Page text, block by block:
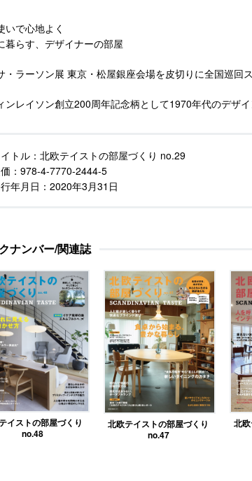
いで心地よく
暮らす、デザイナーの部屋
・ラーソン展 東京・松屋銀座会場を皮切りに全国巡回
ンレイソン創立200周年記念柄として1970年代のデザ
トル： 北欧テイストの部屋づくり no.29
： 978-4-7770-2444-5
年月日： 2020年3月31日
ナンバー/関連誌
イストの部屋づくり
no.48
北欧テイストの部屋づくり
no.47
北